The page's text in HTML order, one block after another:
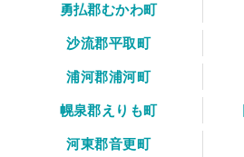
勇払郡むかわ町
沙流郡平取町
浦河郡浦河町
幌泉郡えりも町
河東郡音更町